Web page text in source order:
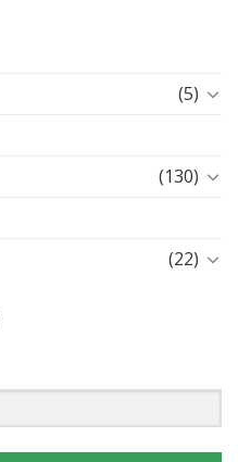
(5)
(130)
(22)